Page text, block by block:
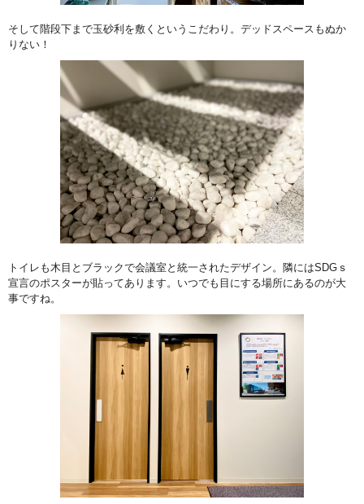
そして階段下まで玉砂利を敷くというこだわり。デッドスペースもぬか
りない！
トイレも木目とブラックで会議室と統一されたデザイン。隣にはSDGｓ
宣言のポスターが貼ってあります。いつでも目にする場所にあるのが大
事ですね。